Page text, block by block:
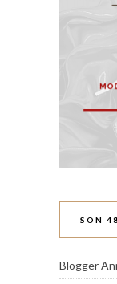
SON
Blogger